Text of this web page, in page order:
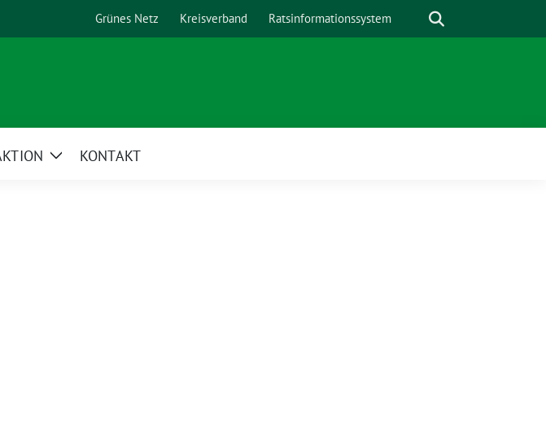
Grünes Netz Kreisverband Ratsinformationssystem Suche
ZeigeKONTAKT